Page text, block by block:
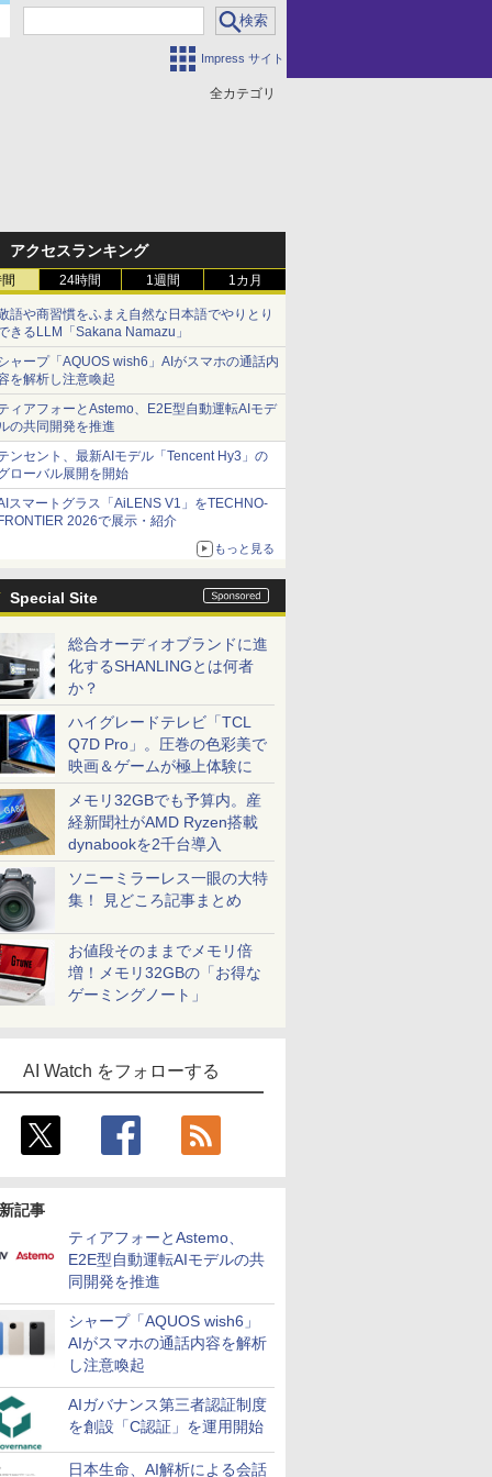
Impress サイト
全カテゴリ
アクセスランキング
24時間 1週間 1カ月
語や商習慣をふまえ自然な日本語でやりとり
きるLLM「Sakana Namazu」
ャープ「AQUOS wish6」AIがスマホの通話内
を解析し注意喚起
ィアフォーとAstemo、E2E型自動運転AIモデ
の共同開発を推進
ンセント、最新AIモデル「Tencent Hy3」の
ローバル展開を開始
スマートグラス「AiLENS V1」をTECHNO-
2026で展示・紹介
もっと見る
Special Site
総合オーディオブランドに進
化するSHANLINGとは何者
か？
ハイグレードテレビ「TCL
Q7D Pro」。圧巻の色彩美で
映画＆ゲームが極上体験に
メモリ32GBでも予算内。産
経新聞社がAMD Ryzen搭載
dynabookを2千台導入
ソニーミラーレス一眼の大特
集！ 見どころ記事まとめ
お値段そのままでメモリ倍
増！メモリ32GBの「お得な
ゲーミングノート」
AI Watch をフォローする
記事
ティアフォーとAstemo、
E2E型自動運転AIモデルの共
同開発を推進
シャープ「AQUOS wish6」
AIがスマホの通話内容を解析
し注意喚起
AIガバナンス第三者認証制度
を創設「C認証」を運用開始
日本生命、AI解析による会話